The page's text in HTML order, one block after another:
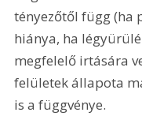
tényezőtől függ (ha
hiánya, ha
megfelelő irtására
felületek állapota
is a függvénye.